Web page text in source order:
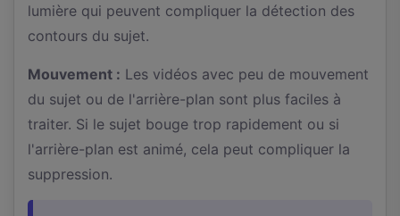
lumière qui peuvent compliquer la détection des
contours du sujet.
Mouvement : Les vidéos avec peu de mouvement
du sujet ou de l'arrière-plan sont plus faciles à
traiter. Si le sujet bouge trop rapidement ou si
l'arrière-plan est animé, cela peut compliquer la
suppression.